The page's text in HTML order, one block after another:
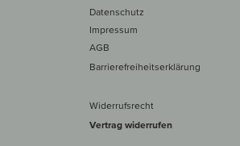
Datenschutz
Impressum
AGB
Barrierefreiheitserklärung
Widerrufsrecht
Vertrag widerrufen